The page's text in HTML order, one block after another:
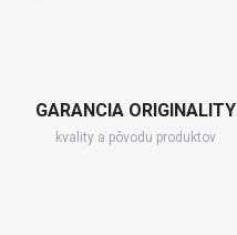
GARANCIA ORIGINALITY
kvality a pôvodu produktov